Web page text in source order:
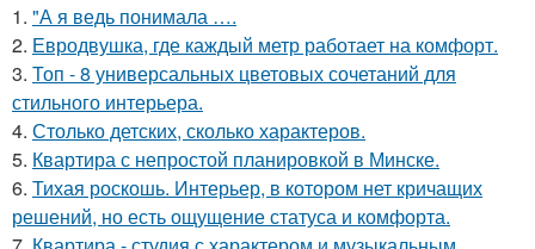
1. "А я ведь понимала ….
2. Евродвушка, где каждый метр работает на комфорт.
3. Топ - 8 универсальных цветовых сочетаний для
стильного интерьера.
4. Столько детских, сколько характеров.
5. Квартира с непростой планировкой в Минске.
6. Тихая роскошь. Интерьер, в котором нет кричащих
решений, но есть ощущение статуса и комфорта.